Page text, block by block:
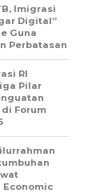
Imigrasi
Digital”
Guna
Perbatasan
RI
Pilar
Forum
Economic